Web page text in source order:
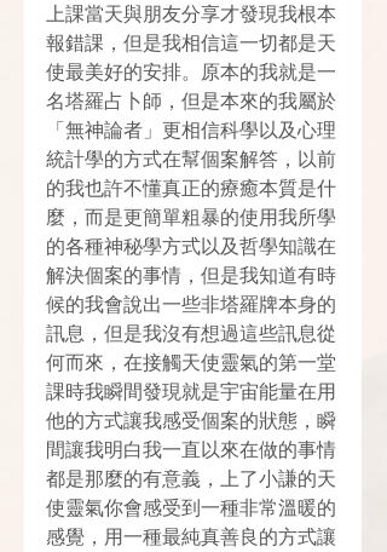
上課當天與朋友分享才發現我根本
報錯課，但是我相信這一切都是天
使最美好的安排。原本的我就是一
名塔羅占卜師，但是本來的我屬於
「無神論者」更相信科學以及心理
統計學的方式在幫個案解答，以前
的我也許不懂真正的療癒本質是什
麼，而是更簡單粗暴的使用我所學
的各種神秘學方式以及哲學知識在
解決個案的事情，但是我知道有時
候的我會說出一些非塔羅牌本身的
訊息，但是我沒有想過這些訊息從
何而來，在接觸天使靈氣的第一堂
課時我瞬間發現就是宇宙能量在用
他的方式讓我感受個案的狀態，瞬
間讓我明白我一直以來在做的事情
都是那麼的有意義，上了小謙的天
使靈氣你會感受到一種非常溫暖的
感覺，用一種最純真善良的方式讓